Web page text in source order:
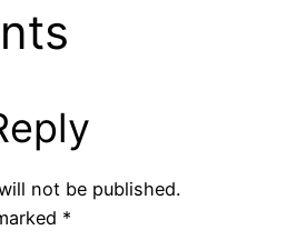
not be published.
*